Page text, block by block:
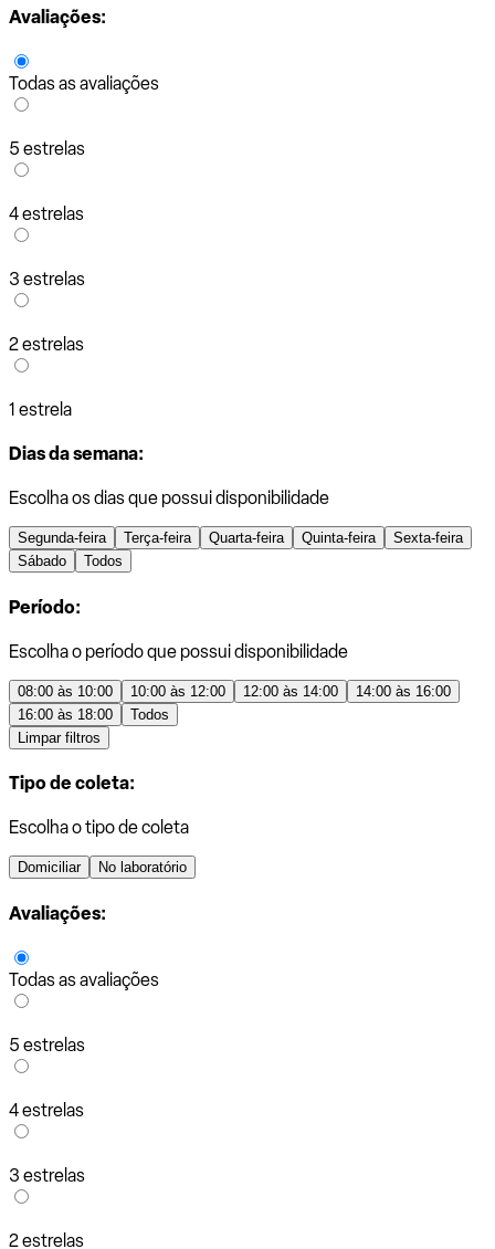
Avaliações:
Todas as avaliações
5 estrelas
4 estrelas
3 estrelas
2 estrelas
1 estrela
Dias da semana:
Escolha os dias que possui disponibilidade
Segunda-feira Terça-feira Quarta-feira Quinta-feira
Sexta-feira
Sábado
Todos
Período:
Escolha o período que possui disponibilidade
08:00 às 10:00 10:00 às 12:00 12:00 às 14:00
14:00 às 16:00
16:00 às 18:00
Todos
Limpar filtros
Tipo de coleta:
Escolha o tipo de coleta
Domiciliar No laboratório
Avaliações:
Todas as avaliações
5 estrelas
4 estrelas
3 estrelas
2 estrelas